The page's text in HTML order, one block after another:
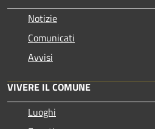
Notizie
Comunicati
Avvisi
VIVERE IL COMUNE
Luoghi